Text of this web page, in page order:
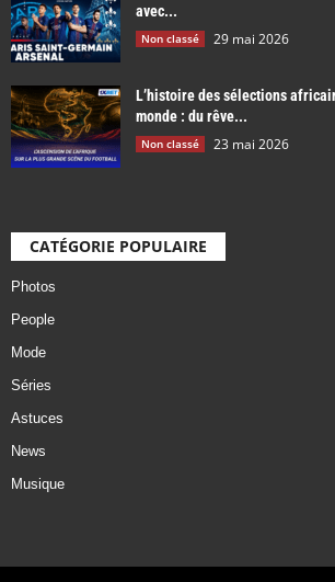
avec...
Non classé 29 mai 2026
L’histoire des sélections
monde : du rêve...
Non classé 23 mai 2026
CATÉGORIE POPULAIRE
Photos
People
Mode
Séries
Astuces
News
Musique